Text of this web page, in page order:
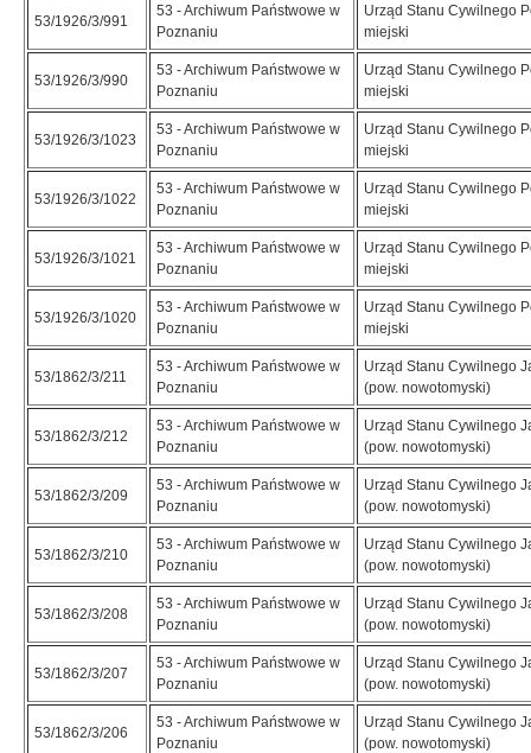
53/1926/3/991
53 - Archiwum Państwowe w
Poznaniu
Urząd Stanu Cywilnego
miejski
53/1926/3/990
53 - Archiwum Państwowe w
Poznaniu
Urząd Stanu Cywilnego
miejski
53/1926/3/1023
53 - Archiwum Państwowe w
Poznaniu
Urząd Stanu Cywilnego
miejski
53/1926/3/1022
53 - Archiwum Państwowe w
Poznaniu
Urząd Stanu Cywilnego
miejski
53/1926/3/1021
53 - Archiwum Państwowe w
Poznaniu
Urząd Stanu Cywilnego
miejski
53/1926/3/1020
53 - Archiwum Państwowe w
Poznaniu
Urząd Stanu Cywilnego
miejski
53/1862/3/211
53 - Archiwum Państwowe w
Poznaniu
Urząd Stanu Cywilnego
(pow. nowotomyski)
53/1862/3/212
53 - Archiwum Państwowe w
Poznaniu
Urząd Stanu Cywilnego
(pow. nowotomyski)
53/1862/3/209
53 - Archiwum Państwowe w
Poznaniu
Urząd Stanu Cywilnego
(pow. nowotomyski)
53/1862/3/210
53 - Archiwum Państwowe w
Poznaniu
Urząd Stanu Cywilnego
(pow. nowotomyski)
53/1862/3/208
53 - Archiwum Państwowe w
Poznaniu
Urząd Stanu Cywilnego
(pow. nowotomyski)
53/1862/3/207
53 - Archiwum Państwowe w
Poznaniu
Urząd Stanu Cywilnego
(pow. nowotomyski)
53/1862/3/206
53 - Archiwum Państwowe w
Poznaniu
Urząd Stanu Cywilnego
(pow. nowotomyski)